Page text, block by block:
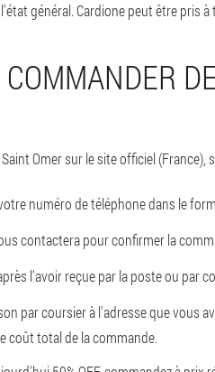
général. Cardione peut être pris
Omer sur le site officiel (France),
numéro de téléphone dans le
contactera pour confirmer la
l'avoir reçue par la poste ou par
par coursier à l'adresse que vous
coût total de la commande.